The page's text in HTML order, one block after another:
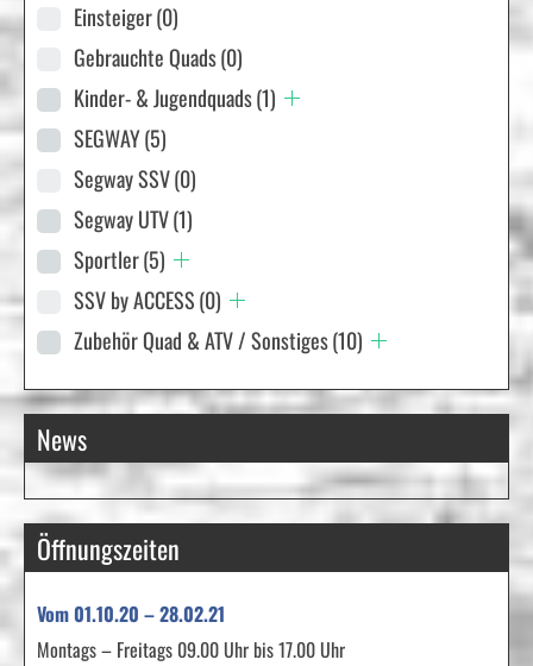
Einsteiger(0)
Gebrauchte Quads(0)
Kinder- & Jugendquads(1)
SEGWAY(5)
Segway SSV(0)
Segway UTV(1)
Sportler(5)
SSV by ACCESS(0)
Zubehör Quad & ATV / Sonstiges(10)
News
Öffnungszeiten
Vom 01.10.20 – 28.02.21
Montags – Freitags 09.00 Uhr bis 17.00 Uhr